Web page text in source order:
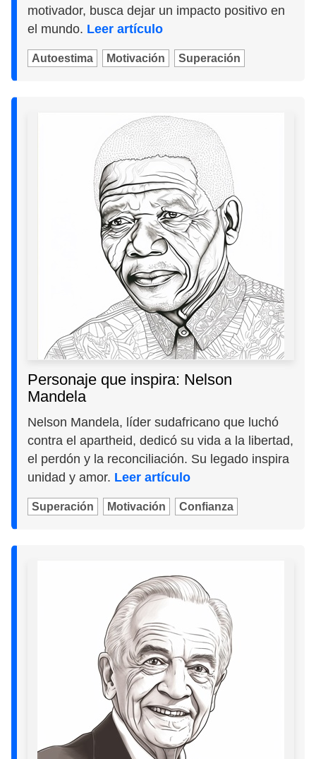
motivador, busca dejar un impacto positivo en
el mundo. Leer artículo
Autoestima Motivación Superación
Personaje que inspira: Nelson
Mandela
Nelson Mandela, líder sudafricano que luchó
contra el apartheid, dedicó su vida a la libertad,
el perdón y la reconciliación. Su legado inspira
unidad y amor. Leer artículo
Superación Motivación Confianza